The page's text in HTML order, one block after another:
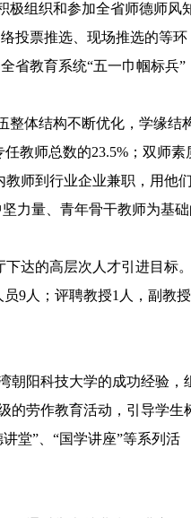
组织和参加全省师德师风
投票推选、现场推选的等环
省教育系统“五一巾帼标兵”
体结构不断优化，学缘结
教师总数的23.5%；双师素
教师到行业企业兼职，用他
力量、青年骨干教师为基
达的高层次人才引进目标
9人；评聘教授1人，副教
朝阳科技大学的成功经验，
的劳作教育活动，引导学生
堂”、“国学讲座”等系列活